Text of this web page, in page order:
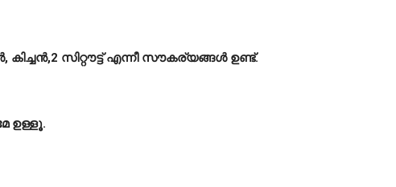
സിറ്റൗട്ട് എന്നീ സൗകര്യങ്ങൾ ഉണ്ട്.
ഉള്ളൂ.